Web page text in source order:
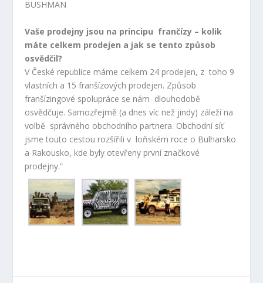
BUSHMAN
Vaše prodejny jsou na principu frančízy – kolik
máte celkem prodejen a jak se tento způsob
osvědčil?
V České republice máme celkem 24 prodejen, z toho 9
vlastních a 15 franšízových prodejen. Způsob
franšízingové spolupráce se nám dlouhodobě
osvědčuje. Samozřejmě (a dnes víc než jindy) záleží na
volbě správného obchodního partnera. Obchodní síť
jsme touto cestou rozšířili v loňském roce o Bulharsko
a Rakousko, kde byly otevřeny první značkové
prodejny.“